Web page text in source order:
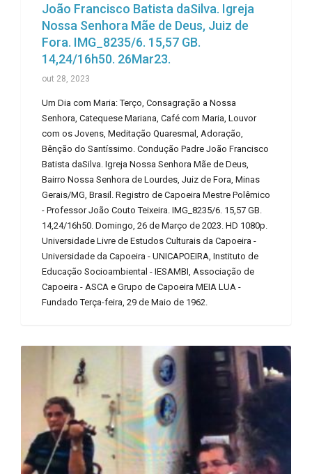
João Francisco Batista daSilva. Igreja
Nossa Senhora Mãe de Deus, Juiz de
Fora. IMG_8235/6. 15,57 GB.
14,24/16h50. 26Mar23.
out 28, 2023
Um Dia com Maria: Terço, Consagração a Nossa
Senhora, Catequese Mariana, Café com Maria, Louvor
com os Jovens, Meditação Quaresmal, Adoração,
Bênção do Santíssimo. Condução Padre João Francisco
Batista daSilva. Igreja Nossa Senhora Mãe de Deus,
Bairro Nossa Senhora de Lourdes, Juiz de Fora, Minas
Gerais/MG, Brasil. Registro de Capoeira Mestre Polêmico
- Professor João Couto Teixeira. IMG_8235/6. 15,57 GB.
14,24/16h50. Domingo, 26 de Março de 2023. HD 1080p.
Universidade Livre de Estudos Culturais da Capoeira -
Universidade da Capoeira - UNICAPOEIRA, Instituto de
Educação Socioambiental - IESAMBI, Associação de
Capoeira - ASCA e Grupo de Capoeira MEIA LUA -
Fundado Terça-feira, 29 de Maio de 1962.